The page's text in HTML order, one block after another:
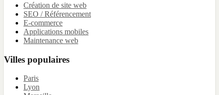
Création de site web
SEO / Référencement
E-commerce
Applications mobiles
Maintenance web
Villes populaires
Paris
Lyon